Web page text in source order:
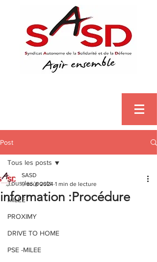
Post
Tous les posts
MILEE
PROXIMY
DRIVE TO HOME
PSE -MILEE
Tous les posts
information :Procédure
SASD
9 août 2024 1 min de lecture